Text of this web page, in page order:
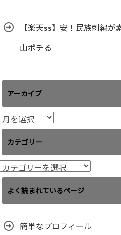
【楽天ss】安！民族刺繍
山ポチる
アーカイブ
ア
ー
イ
ブ
カテゴリー
カ
テ
リ
よく読まれているページ
簡単なプロフィール